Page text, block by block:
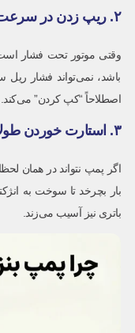
۲. ریپ زدن در سرعت‌های بالا یا سربالایی
وقتی موتور تحت فشار
باشد، نمی‌تواند فشار
اصطلاحاً “کپ کردن” می‌کند.
۳. استارت خوردن طولانی
اگر پمپ نتواند در همان
بار بچرخد تا سوخت به
باتری نیز آسیب می‌زند.